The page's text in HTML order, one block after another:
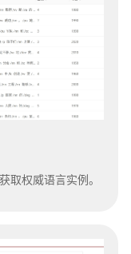
取权威语言实例。